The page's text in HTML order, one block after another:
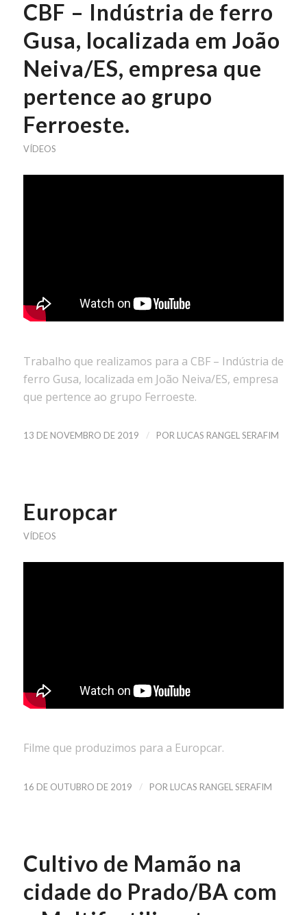
CBF – Indústria de ferro
Gusa, localizada em João
Neiva/ES, empresa que
pertence ao grupo
Ferroeste.
VÍDEOS
Trabalho que realizamos para a CBF – Indústria de
ferro Gusa, localizada em João Neiva/ES, empresa
que pertence ao grupo Ferroeste.
13 DE NOVEMBRO DE 2019 / POR LUCAS RANGEL SERAFIM
Europcar
VÍDEOS
Filme que produzimos para a Europcar.
16 DE OUTUBRO DE 2019 / POR LUCAS RANGEL SERAFIM
Cultivo de Mamão na
cidade do Prado/BA com